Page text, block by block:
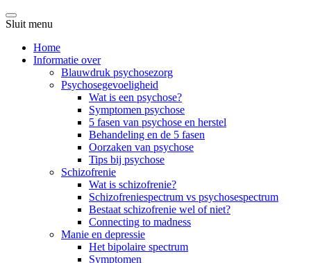
Sluit menu
Home
Informatie over
Blauwdruk psychosezorg
Psychosegevoeligheid
Wat is een psychose?
Symptomen psychose
5 fasen van psychose en herstel
Behandeling en de 5 fasen
Oorzaken van psychose
Tips bij psychose
Schizofrenie
Wat is schizofrenie?
Schizofreniespectrum vs psychosespectrum
Bestaat schizofrenie wel of niet?
Connecting to madness
Manie en depressie
Het bipolaire spectrum
Symptomen